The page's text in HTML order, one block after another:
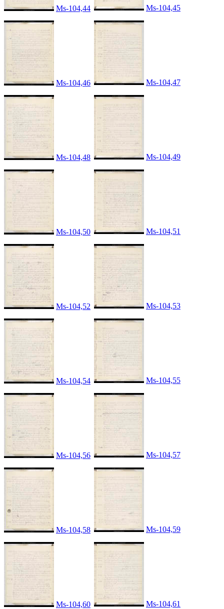
Ms-104,44 Ms-104,45
Ms-104,46 Ms-104,47
Ms-104,48 Ms-104,49
Ms-104,50 Ms-104,51
Ms-104,52 Ms-104,53
Ms-104,54 Ms-104,55
Ms-104,56 Ms-104,57
Ms-104,58 Ms-104,59
Ms-104,60 Ms-104,61